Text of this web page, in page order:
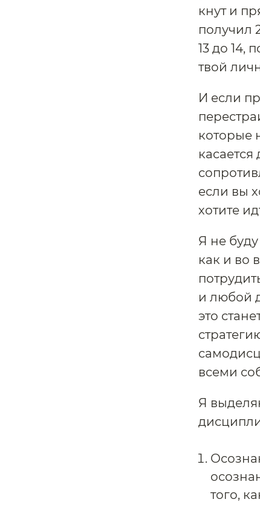
кнут и
получил
13 до 14,
твой
И если
которые
если вы
хотите
Я не
как и во
и любой
это
всеми
Я
того,